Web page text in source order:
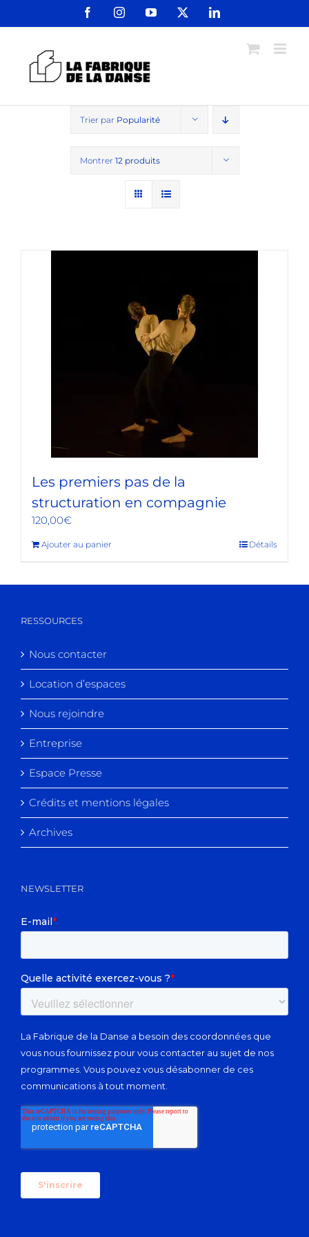
FacebookInstagramYouTube LinkedIn
Trier par Popularité
Montrer 12 produits
Les premiers pas de la
structuration en compagnie
120,00€
Ajouter au panier Détails
RESSOURCES
Nous contacter
Location d’espaces
Nous rejoindre
Entreprise
Espace Presse
Crédits et mentions légales
Archives
NEWSLETTER